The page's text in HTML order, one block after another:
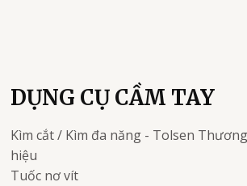
DỤNG CỤ CẦM TAY
Kìm cắt / Kìm đa năng - Tolsen Thương
hiệu
Tuốc nơ vít